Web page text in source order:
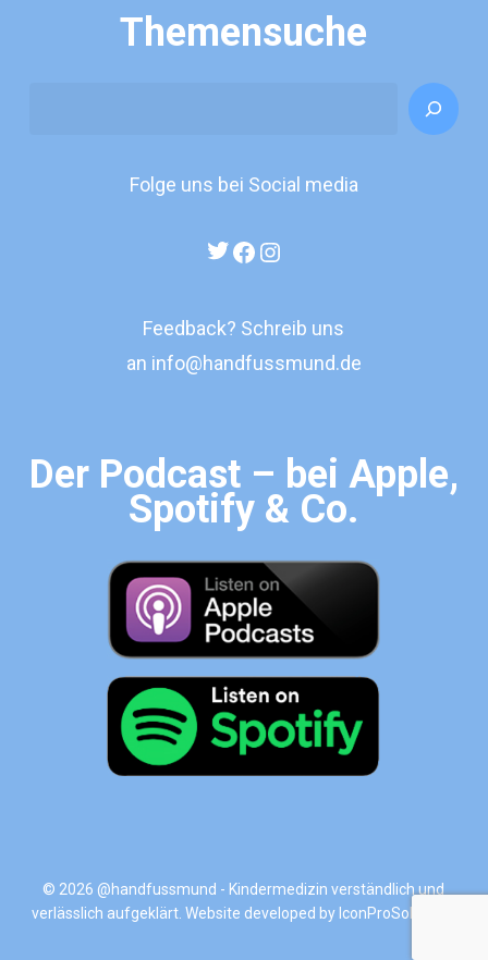
Themensuche
Folge uns bei Social media
Twitter
Facebook
Feedback? Schreib uns
an info@handfussmund.de
Der Podcast – bei Apple,
Spotify & Co.
© 2026 @handfussmund - Kindermedizin verständlich und
verlässlich aufgeklärt. Website developed by IconProSolutions